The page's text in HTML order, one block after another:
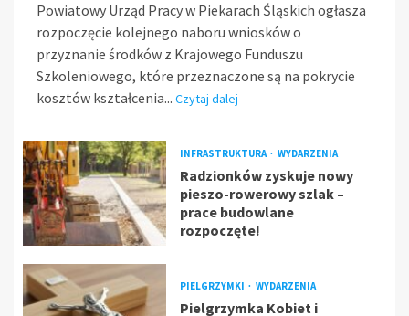
Powiatowy Urząd Pracy w Piekarach Śląskich ogłasza
rozpoczęcie kolejnego naboru wniosków o
przyznanie środków z Krajowego Funduszu
Szkoleniowego, które przeznaczone są na pokrycie
kosztów kształcenia... Czytaj dalej
INFRASTRUKTURA WYDARZENIA
Radzionków zyskuje nowy
pieszo-rowerowy szlak –
prace budowlane
rozpoczęte!
PIELGRZYMKI WYDARZENIA
Pielgrzymka Kobiet i